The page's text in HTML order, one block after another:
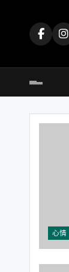
心情